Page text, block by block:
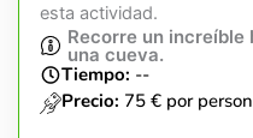
esta actividad.
Recorre un increíble
una cueva.
Tiempo: --
Precio: 75 € por